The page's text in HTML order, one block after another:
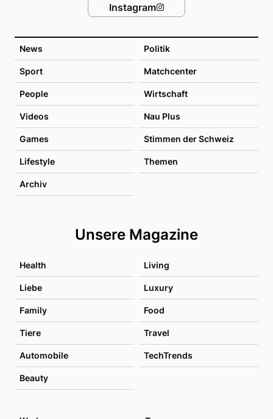
News Politik
Sport Matchcenter
People Wirtschaft
Videos Nau Plus
Games Stimmen der Schweiz
Lifestyle Themen
Archiv
Unsere Magazine
Health Living
Liebe Luxury
Family Food
Tiere Travel
Automobile TechTrends
Beauty
Instagram